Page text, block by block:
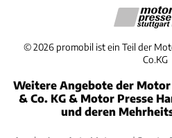
©2026 promobil ist ein Teil der
Co.KG
Weitere Angebote der
& Co. KG & Motor Presse
und deren